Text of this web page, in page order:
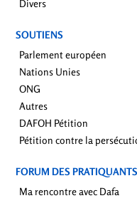
Divers
SOUTIENS
Parlement européen
Nations Unies
ONG
Autres
DAFOH Pétition
Pétition contre la
FORUM DES PRATIQUANTS
Ma rencontre avec Dafa